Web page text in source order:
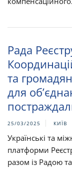
Рада
та
для
25/03/2025 КИЇВ
Українські та
платформи
разом із Радою